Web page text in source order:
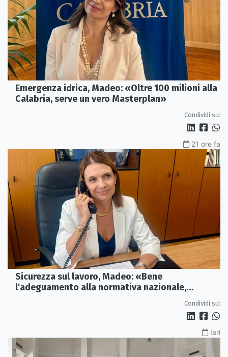
Emergenza idrica, Madeo: «Oltre 100 milioni alla
Calabria, serve un vero Masterplan»
Condividi su:
21 ore fa
Sicurezza sul lavoro, Madeo: «Bene
l'adeguamento alla normativa nazionale,
Condividi su:
Ieri